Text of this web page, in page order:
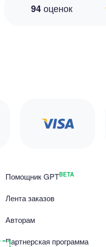
94оценок
Помощник GPTBETA
Лента заказов
Авторам
Партнерская программа